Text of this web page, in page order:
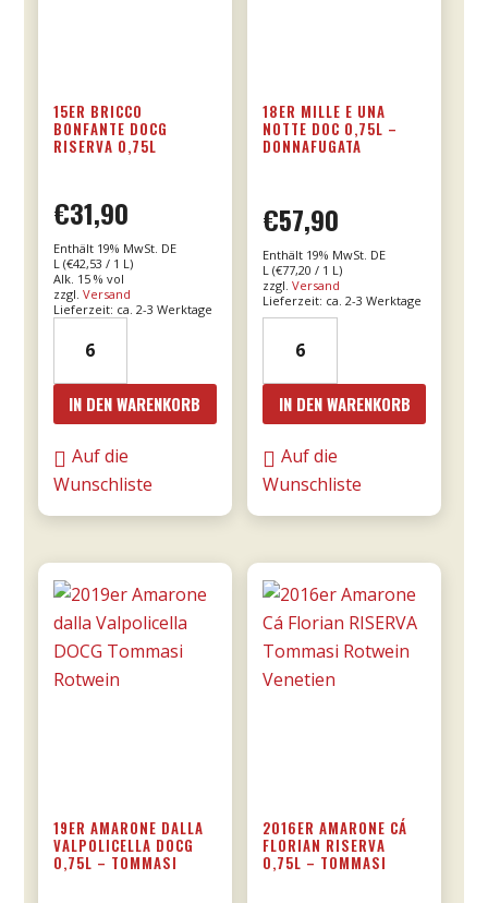
15ER BRICCO
BONFANTE DOCG
RISERVA 0,75L
€31,90
Enthält 19% MwSt. DE
L (€42,53 / 1 L)
Alk. 15 % vol
zzgl. Versand
Lieferzeit: ca. 2-3 Werktage
Bricco
Bonfante
DOCG
riserva
0,75l
IN DEN WARENKORB
Auf die
Wunschliste
18ER MILLE E UNA
NOTTE DOC 0,75L –
DONNAFUGATA
€57,90
Enthält 19% MwSt. DE
L (€77,20 / 1 L)
zzgl.Versand
Lieferzeit: ca. 2-3 Werktage
Mille
e
una
notte
DOC
Donnafugata
Menge
IN DEN WARENKORB
Auf die
Wunschliste
19ER AMARONE DALLA
VALPOLICELLA DOCG
0,75L – TOMMASI
2016ER AMARONE CÁ
FLORIAN RISERVA
0,75L – TOMMASI